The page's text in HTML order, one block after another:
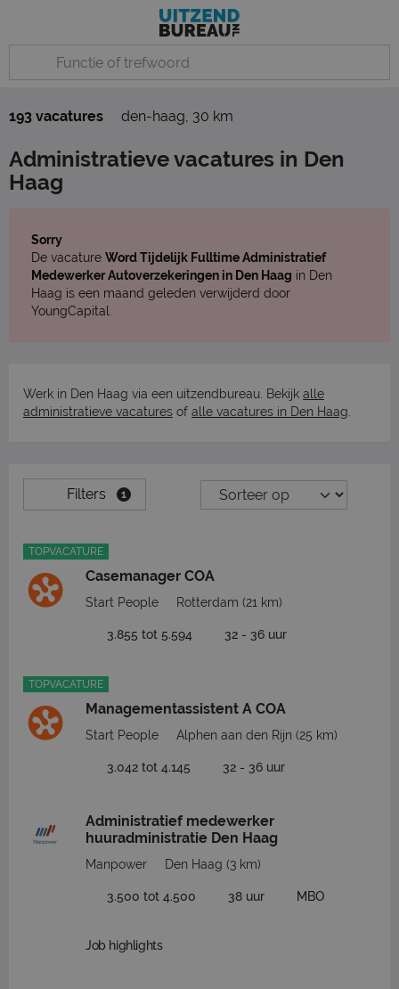
193 vacatures den-haag, 30 km
Administratieve vacatures in Den
Haag
Sorry
De vacature Word Tijdelijk Fulltime Administratief
Medewerker Autoverzekeringen in Den Haag in Den
Haag is een maand geleden verwijderd door
YoungCapital.
Werk in Den Haag via een uitzendbureau. Bekijk alle
administratieve vacatures of alle vacatures in Den Haag
Filters 1
TOPVACATURE
Casemanager COA
Start People Rotterdam (21 km)
3.855 tot 5.594 32 - 36 uur
TOPVACATURE
Managementassistent A COA
Start People Alphen aan den Rijn (25 km)
3.042 tot 4.145 32 - 36 uur
Administratief medewerker
huuradministratie Den Haag
Manpower Den Haag (3 km)
3.500 tot 4.500 38 uur MBO
Job highlights